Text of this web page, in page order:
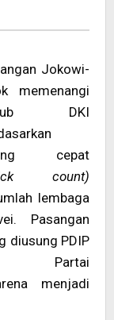
Jokowi-
memenangi
DKI
cepat
count)
lembaga
Pasangan
diusung PDIP
Partai
menjadi